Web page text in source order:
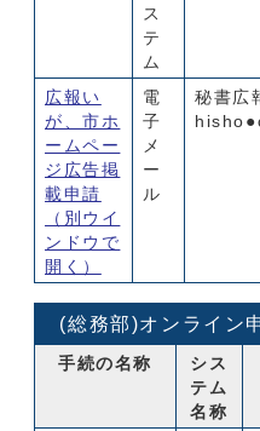
ス
テ
ム
広報い
が、市ホ
ームペー
ジ広告掲
載申請
（別ウイ
ンドウで
開く）
電
子
メ
ー
ル
秘書広
(総務部)オンライン
手続の名称
シス
テム
名称